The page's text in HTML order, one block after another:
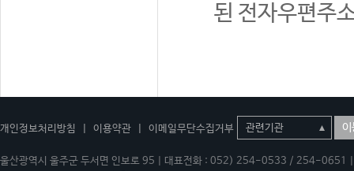
된 전자우편주
개인정보처리방침 이용약관 이메일무단수집거부 이
울산광역시 울주군 두서면 인보로 95 | 대표전화 : 052) 254-0533 / 254-